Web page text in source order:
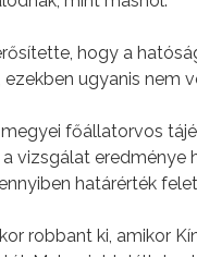
hogy a
ugyanis nem
főállatorvos
vizsgálat
határérték
robbant ki, amikor